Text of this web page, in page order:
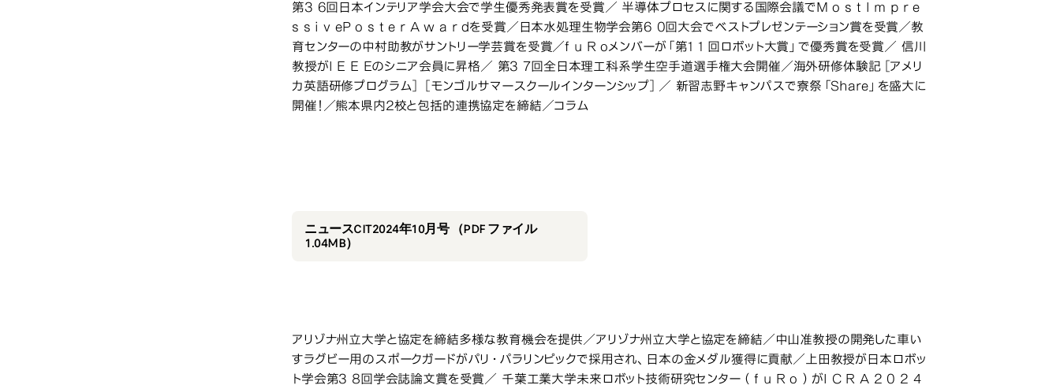
第3 6回日本インテリア学会大会で学生優秀発表賞を受賞／ 半導体プロセスに関する国際会議でM o s t I m p r e
s s i v eP o s t e r A w a r dを受賞／日本水処理生物学会第6 0回大会でベストプレゼンテーション賞を受賞／教
育センターの中村助教がサントリー学芸賞を受賞／f u R oメンバーが「第1 1 回ロボット大賞」で優秀賞を受賞／ 信川
教授がI E E Eのシニア会員に昇格／ 第3 7回全日本理工科系学生空手道選手権大会開催／海外研修体験記［アメリ
カ英語研修プログラム］［モンゴルサマースクールインターンシップ］／ 新習志野キャンパスで寮祭「Share」を盛大に
開催！／熊本県内2校と包括的連携協定を締結／コラム
2024年10月号
ニュースCIT2024年10月号 （PDF ファイル
1.04MB）
アリゾナ州立大学と協定を締結多様な教育機会を提供／アリゾナ州立大学と協定を締結／中山准教授の開発した車い
すラグビー用のスポークガードがパリ・パラリンピックで採用され、日本の金メダル獲得に貢献／上田教授が日本ロボッ
ト学会第3 8回学会誌論文賞を受賞／ 千葉工業大学未来ロボット技術研究センター（ f u R o ）がI C R A 2 0 2 4